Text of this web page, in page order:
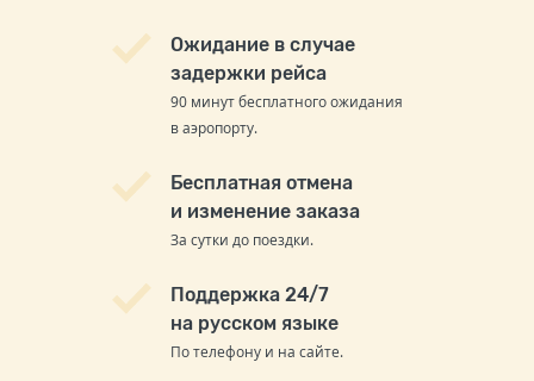
Ожидание в случае
задержки рейса
90 минут бесплатного ожидания
в аэропорту.
Бесплатная отмена
и изменение заказа
За сутки до поездки.
Поддержка 24/7
на русском языке
По телефону и на сайте.